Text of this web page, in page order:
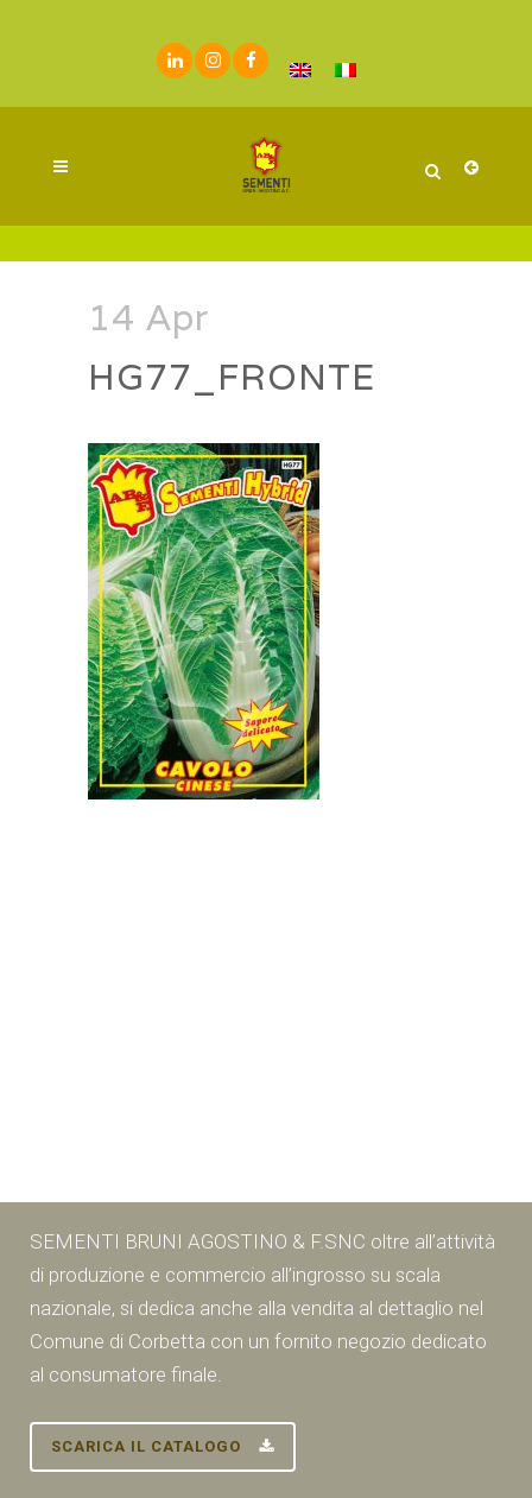
14 Apr
HG77_FRONTE
SEMENTI BRUNI AGOSTINO & F.SNC oltre all’attività
di produzione e commercio all’ingrosso su scala
nazionale, si dedica anche alla vendita al dettaglio nel
Comune di Corbetta con un fornito negozio dedicato
al consumatore finale.
SCARICA IL CATALOGO